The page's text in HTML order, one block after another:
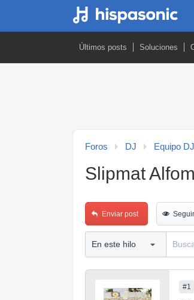
Últimos posts Soluciones
Foros DJ Equipo DJ
Slipmat
Enviar post
#1